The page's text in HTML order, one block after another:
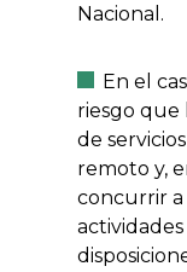
Nacional.
En el
riesgo que
de
remoto y,
concurrir a